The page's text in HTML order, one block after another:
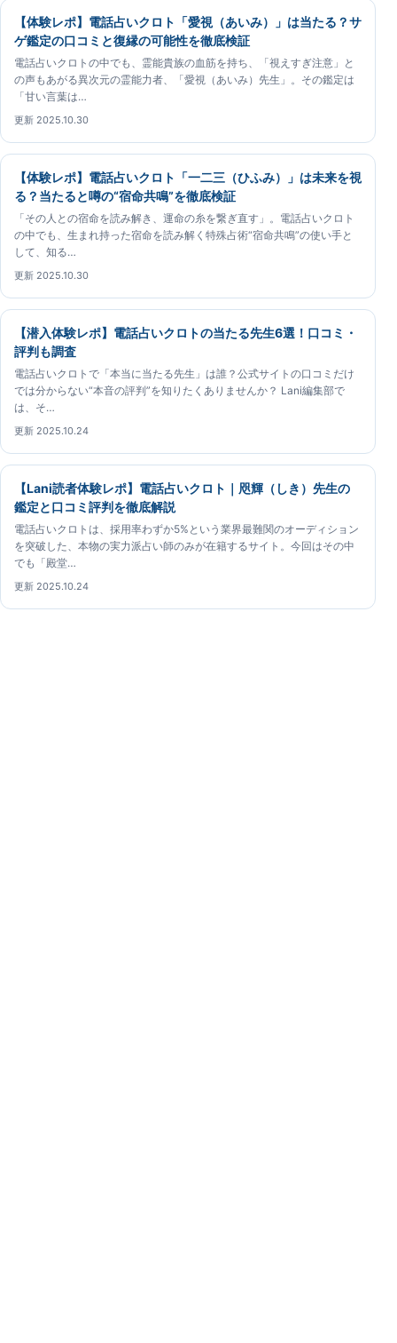
【体験レポ】電話占いクロト「愛視（あいみ）」は当たる？サ
ゲ鑑定の口コミと復縁の可能性を徹底検証
電話占いクロトの中でも、霊能貴族の血筋を持ち、「視えすぎ注意」と
の声もあがる異次元の霊能力者、「愛視（あいみ）先生」。その鑑定は
「甘い言葉は…
更新 2025.10.30
【体験レポ】電話占いクロト「一二三（ひふみ）」は未来を視
る？当たると噂の“宿命共鳴”を徹底検証
「その人との宿命を読み解き、運命の糸を繋ぎ直す」。電話占いクロト
の中でも、生まれ持った宿命を読み解く特殊占術“宿命共鳴”の使い手と
して、知る…
更新 2025.10.30
【潜入体験レポ】電話占いクロトの当たる先生6選！口コミ・
評判も調査
電話占いクロトで「本当に当たる先生」は誰？公式サイトの口コミだけ
では分からない“本音の評判”を知りたくありませんか？ Lani編集部で
は、そ…
更新 2025.10.24
【Lani読者体験レポ】電話占いクロト｜咫輝（しき）先生の
鑑定と口コミ評判を徹底解説
電話占いクロトは、採用率わずか5%という業界最難関のオーディション
を突破した、本物の実力派占い師のみが在籍するサイト。今回はその中
でも「殿堂…
更新 2025.10.24